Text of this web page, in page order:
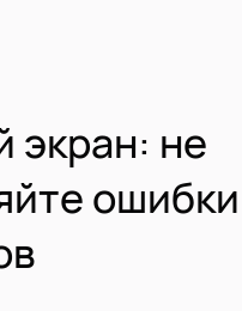
экран: не
ошибки